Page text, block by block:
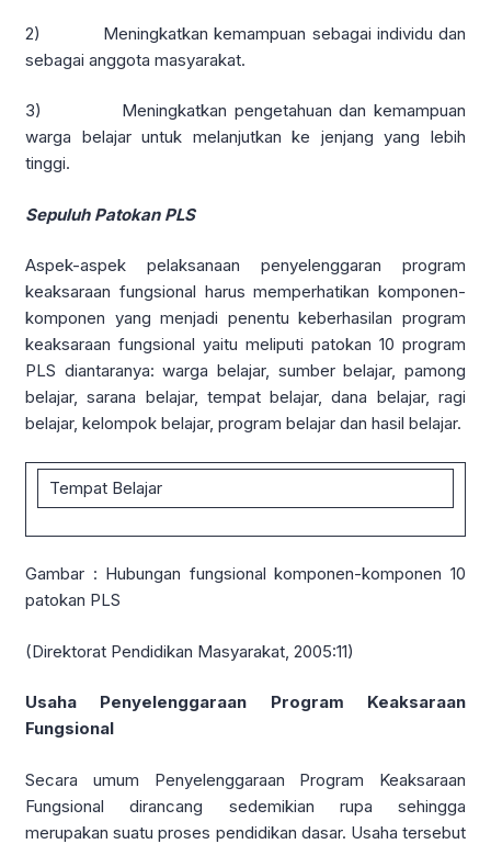
2) Meningkatkan kemampuan sebagai individu dan
sebagai anggota masyarakat.
3) Meningkatkan pengetahuan dan kemampuan
warga belajar untuk melanjutkan ke jenjang yang lebih
tinggi.
Sepuluh Patokan PLS
Aspek-aspek pelaksanaan penyelenggaran program
keaksaraan fungsional harus memperhatikan komponen-
komponen yang menjadi penentu keberhasilan program
keaksaraan fungsional yaitu meliputi patokan 10 program
PLS diantaranya: warga belajar, sumber belajar, pamong
belajar, sarana belajar, tempat belajar, dana belajar, ragi
belajar, kelompok belajar, program belajar dan hasil belajar.
Tempat Belajar
Gambar : Hubungan fungsional komponen-komponen 10
patokan PLS
(Direktorat Pendidikan Masyarakat, 2005:11)
Usaha Penyelenggaraan Program Keaksaraan
Fungsional
Secara umum Penyelenggaraan Program Keaksaraan
Fungsional dirancang sedemikian rupa sehingga
merupakan suatu proses pendidikan dasar. Usaha tersebut